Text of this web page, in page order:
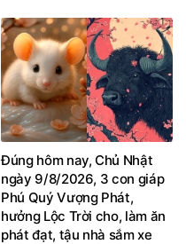
Đúng hôm nay, Chủ Nhật
ngày 9/8/2026, 3 con giáp
Phú Quý Vượng Phát,
hưởng Lộc Trời cho, làm ăn
phát đạt, tậu nhà sắm xe